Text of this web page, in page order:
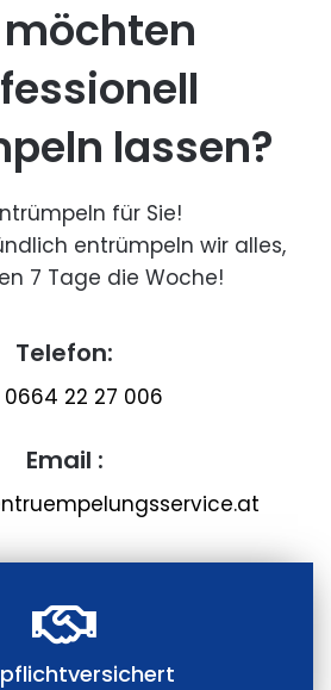
möchten
lassen?
für Sie!
entrümpeln wir alles,
7 Tage die Woche!
Telefon:
0664 22 27 006
Email :